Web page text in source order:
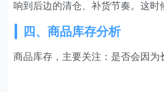
响到后边的清仓、补货节奏。这时
四、商品库存分析
商品库存，主要关注：是否会因为